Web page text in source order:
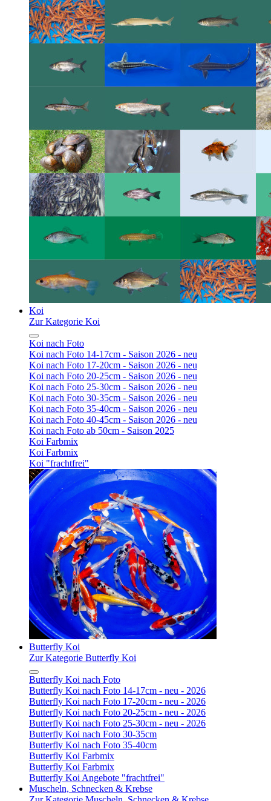
Koi
Zur Kategorie Koi
Koi nach Foto
Koi nach Foto 14-17cm - Saison 2026 - neu
Koi nach Foto 17-20cm - Saison 2026 - neu
Koi nach Foto 20-25cm - Saison 2026 - neu
Koi nach Foto 25-30cm - Saison 2026 - neu
Koi nach Foto 30-35cm - Saison 2026 - neu
Koi nach Foto 35-40cm - Saison 2026 - neu
Koi nach Foto 40-45cm - Saison 2026 - neu
Koi nach Foto ab 50cm - Saison 2025
Koi Farbmix
Koi Farbmix
Koi "frachtfrei"
Butterfly Koi
Zur Kategorie Butterfly Koi
Butterfly Koi nach Foto
Butterfly Koi nach Foto 14-17cm - neu - 2026
Butterfly Koi nach Foto 17-20cm - neu - 2026
Butterfly Koi nach Foto 20-25cm - neu - 2026
Butterfly Koi nach Foto 25-30cm - neu - 2026
Butterfly Koi nach Foto 30-35cm
Butterfly Koi nach Foto 35-40cm
Butterfly Koi Farbmix
Butterfly Koi Farbmix
Butterfly Koi Angebote "frachtfrei"
Muscheln, Schnecken & Krebse